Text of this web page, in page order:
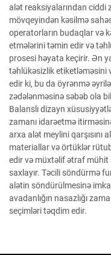
alət reaksiyalarından ciddi
mövqeyindən kəsilmə
operatorların budaqlar və
etmələrini təmin edir və
prosesi həyata keçirir. Ən
təhlükəsizlik etiketləməsini
edir ki, bu da öyrənmə
zədələnməsinə səbəb ola
Balanslı dizayn
zamanı idarəetmə
arxa alət meylini qarşısını
materiallar və örtüklər
edir və müxtəlif ətraf
saxlayır. Təcili söndürmə
alətin söndürülmesinə
avadanlığın nasazlığı
seçimləri təqdim edir.